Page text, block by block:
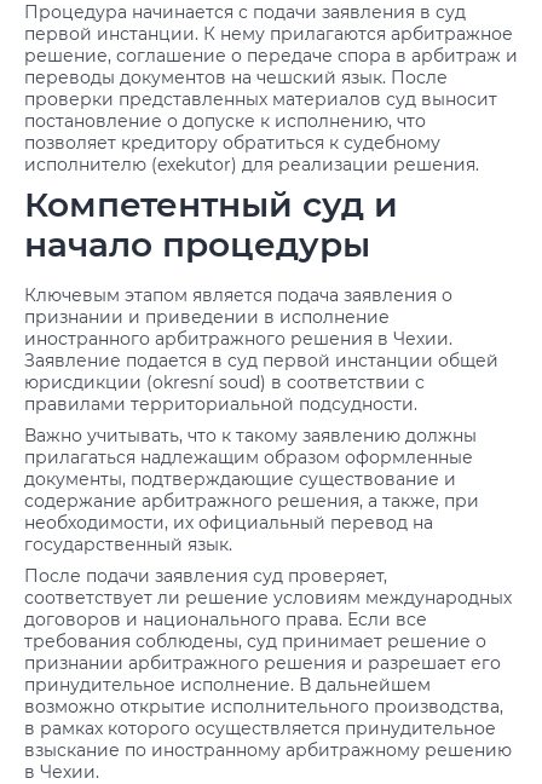
Процедура начинается с подачи заявления в суд
первой инстанции. К нему прилагаются арбитражное
решение, соглашение о передаче спора в арбитраж и
переводы документов на чешский язык. После
проверки представленных материалов суд выносит
постановление о допуске к исполнению, что
позволяет кредитору обратиться к судебному
исполнителю (exekutor) для реализации решения.
Компетентный суд и
начало процедуры
Ключевым этапом является подача заявления о
признании и приведении в исполнение
иностранного арбитражного решения в Чехии.
Заявление подается в суд первой инстанции общей
юрисдикции (okresní soud) в соответствии с
правилами территориальной подсудности.
Важно учитывать, что к такому заявлению должны
прилагаться надлежащим образом оформленные
документы, подтверждающие существование и
содержание арбитражного решения, а также, при
необходимости, их официальный перевод на
государственный язык.
После подачи заявления суд проверяет,
соответствует ли решение условиям международных
договоров и национального права. Если все
требования соблюдены, суд принимает решение о
признании арбитражного решения и разрешает его
принудительное исполнение. В дальнейшем
возможно открытие исполнительного производства,
в рамках которого осуществляется принудительное
взыскание по иностранному арбитражному решению
в Чехии.